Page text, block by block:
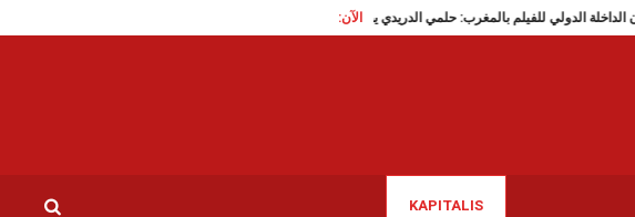
الآن:
مهرجان الداخلة الدولي للفيلم بالمغرب: حلمي الدريدي يفوز بجائزة أفضل ممثل
KAPITALIS